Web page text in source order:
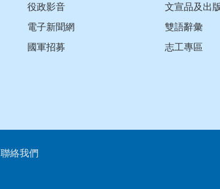
役政影音
電子新聞網
國軍招募
文宣品及出
雙語辭彙
志工專區
聯絡我們